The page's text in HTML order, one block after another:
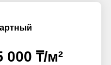
000 ₸/м²